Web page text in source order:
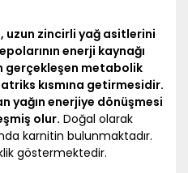
zincirli yağ asitlerini
enerji kaynağı
gerçekleşen metabolik
kısmına getirmesidir.
yağın enerjiye dönüşmesi
olur. Doğal olarak
karnitin bulunmaktadır.
göstermektedir.